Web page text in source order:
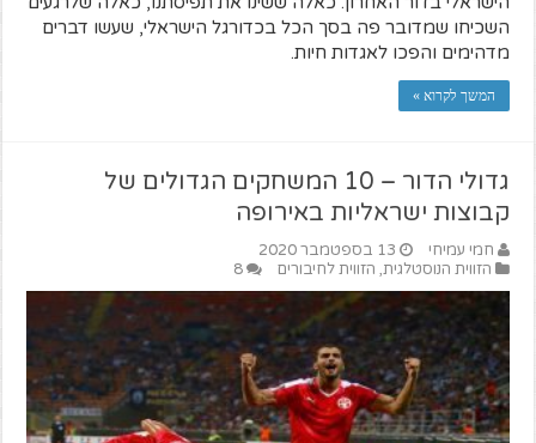
השכיחו שמדובר פה בסך הכל בכדורגל הישראלי, שעשו דברים
מדהימים והפכו לאגדות חיות.
המשך לקרוא »
גדולי הדור – 10 המשחקים הגדולים של
קבוצות ישראליות באירופה
חמי עמיחי
13 בספטמבר 2020
הזווית הנוסטלגית, הזווית לחיבורים 8